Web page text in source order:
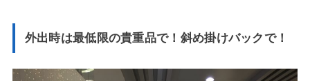
外出時は最低限の貴重品で！斜め掛けバックで！